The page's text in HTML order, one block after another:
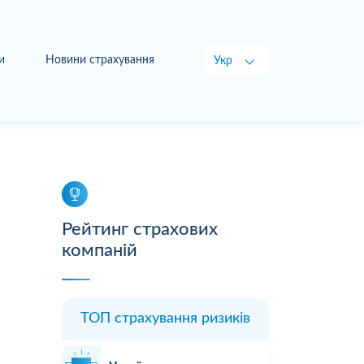
Новини страхування Укр
Рейтинг страхових
компаній
ТОП страхування ризиків